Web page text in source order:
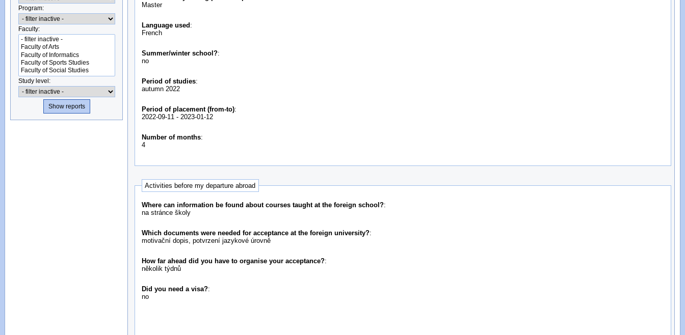
Program:
Faculty:
Study level:
Master
Language used :
French
Summer/winter school?:
no
Period of studies:
autumn 2022
Period of placement (from-to):
2022-09-11 - 2023-01-12
Number of months:
4
Activities before my departure abroad
Where can information be found about courses taught at the foreign school?:
na stránce školy
Which documents were needed for acceptance at the foreign university?:
motivační dopis, potvrzení jazykové úrovně
How far ahead did you have to organise your acceptance?:
několik týdnů
Did you need a visa?:
no